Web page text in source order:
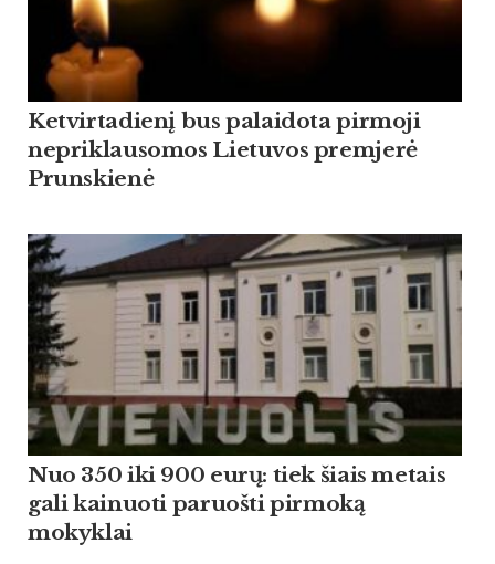
Ketvirtadienį bus palaidota pirmoji
nepriklausomos Lietuvos premjerė
Prunskienė
Nuo 350 iki 900 eurų: tiek šiais metais
gali kainuoti paruošti pirmoką
mokyklai